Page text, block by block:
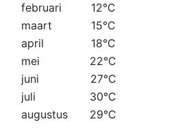
februari
12°C
maart
15°C
april
18°C
mei
22°C
juni
27°C
juli
30°C
augustus
29°C